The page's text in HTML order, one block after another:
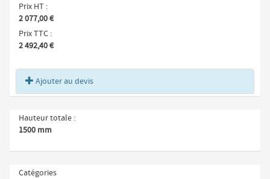
Prix HT
2 077,00 €
Prix TTC
2 492,40 €
Ajouter au devis
Hauteur totale
1500 mm
Catégories